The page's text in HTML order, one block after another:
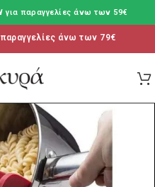
για παραγγελίες άνω των 59€
άνω των 79€